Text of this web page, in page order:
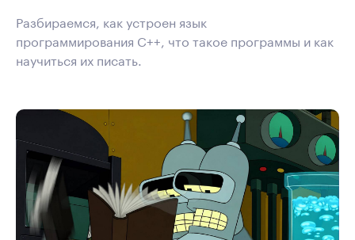
Разбираемся, как устроен язык
программирования C++, что такое программы и как
научиться их писать.